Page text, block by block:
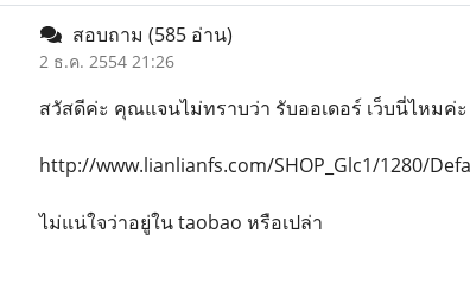
สอบถาม (585 อ่าน)
2 ธ.ค. 2554 21:26
สวัสดีค่ะ คุณแจนไม่ทราบว่า รับออเดอร์ เว็บนี่ไหมค่
http://www.lianlianfs.com/SHOP_Glc1/1280/
ไม่แน่ใจว่าอยู่ใน taobao หรือเปล่า